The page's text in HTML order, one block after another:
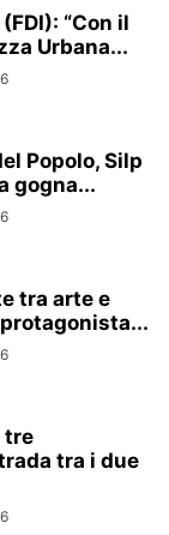
“Con il
Urbana...
Popolo, Silp
gogna...
tra arte e
tre
tra i due